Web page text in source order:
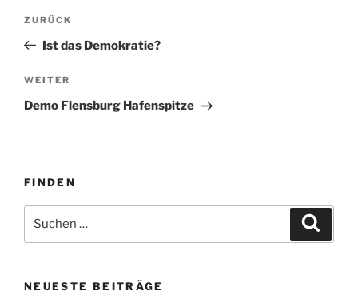
Beitragsnavigation
Vorheriger
Beitrag
ZURÜCK
Ist das Demokratie?
Nächster
Beitrag
WEITER
Demo Flensburg Hafenspitze
FINDEN
nach:
NEUESTE BEITRÄGE